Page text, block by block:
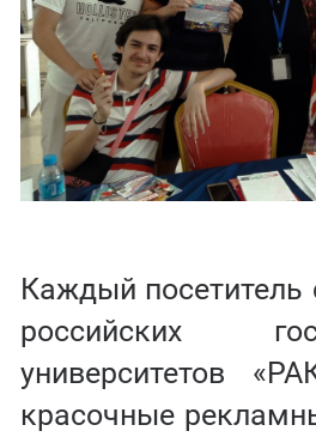
Каждый посетитель
российских
университетов
красочные